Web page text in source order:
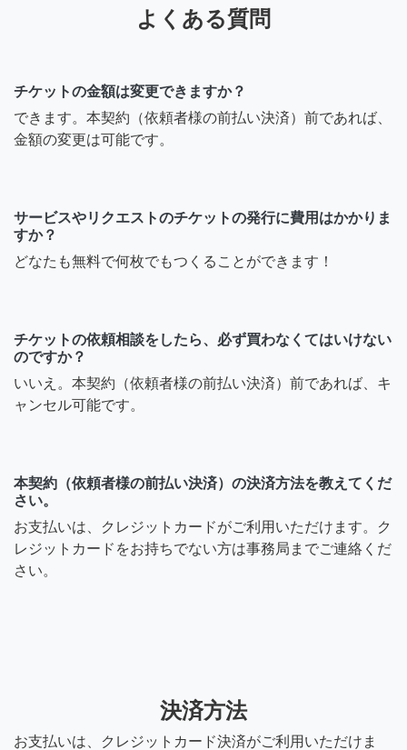
よくある質問
チケットの金額は変更できますか？
できます。本契約（依頼者様の前払い決済）前であれば、
金額の変更は可能です。
サービスやリクエストのチケットの発行に費用はかかりま
すか？
どなたも無料で何枚でもつくることができます！
チケットの依頼相談をしたら、必ず買わなくてはいけない
のですか？
いいえ。本契約（依頼者様の前払い決済）前であれば、キ
ャンセル可能です。
本契約（依頼者様の前払い決済）の決済方法を教えてくだ
さい。
お支払いは、クレジットカードがご利用いただけます。ク
レジットカードをお持ちでない方は事務局までご連絡くだ
さい。
決済方法
お支払いは、クレジットカード決済がご利用いただけま